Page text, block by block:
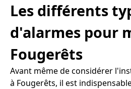
Les différents
d'alarmes pour
Fougerêts
Avant même de considérer
à Fougerêts, il est